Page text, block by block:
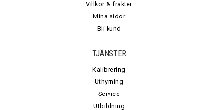
Villkor & frakter
Mina sidor
Bli kund
TJÄNSTER
Kalibrering
Uthyrning
Service
Utbildning